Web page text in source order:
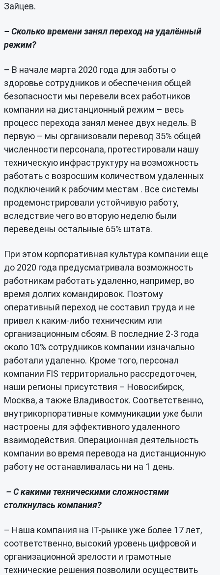
Зайцев.
– Сколько времени занял переход на удалённый
режим?
– В начале марта 2020 года для заботы о
здоровье сотрудников и обеспечения общей
безопасности мы перевели всех работников
компании на дистанционный режим – весь
процесс перехода занял менее двух недель. В
первую – мы организовали перевод 35% общей
численности персонала, протестировали нашу
техническую инфраструктуру на возможность
работать с возросшим количеством удаленных
подключений к рабочим местам . Все системы
продемонстрировали устойчивую работу,
вследствие чего во вторую неделю были
переведены остальные 65% штата.
При этом корпоративная культура компании еще
до 2020 года предусматривала возможность
работникам работать удаленно, например, во
время долгих командировок. Поэтому
оперативный переход не составил труда и не
привел к каким-либо техническим или
организационным сбоям. В последние 2-3 года
около 10% сотрудников компании изначально
работали удаленно. Кроме того, персонал
компании FIS территориально рассредоточен,
наши регионы присутствия – Новосибирск,
Москва, а также Владивосток. Соответственно,
внутрикорпоративные коммуникации уже были
настроены для эффективного удаленного
взаимодействия. Операционная деятельность
компании во время перевода на дистанционную
работу не останавливалась ни на 1 день.
– С какими техническими сложностями
столкнулась компания?
– Наша компания на IT-рынке уже более 17 лет,
соответственно, высокий уровень цифровой и
организационной зрелости и грамотные
технические решения позволили осуществить